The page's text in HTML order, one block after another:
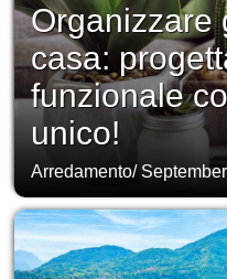
Organizzare
casa:
funzionale
unico!
Arredamento/